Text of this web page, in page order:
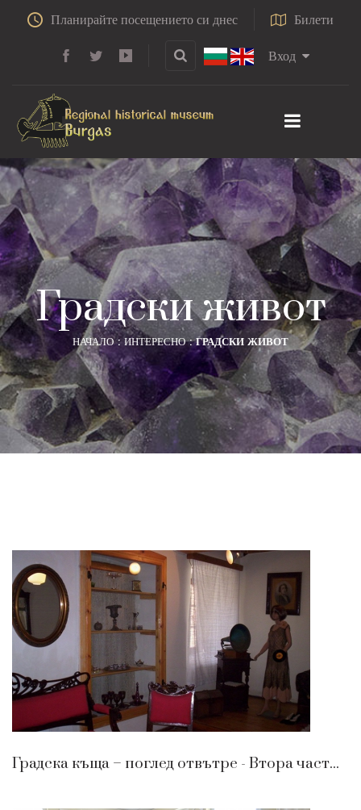
Планирайте посещението си днес Билети
Вход
Градски живот
НАЧАЛО ИНТЕРЕСНО ГРАДСКИ ЖИВОТ
Градска къща – поглед отвътре - Втора част...